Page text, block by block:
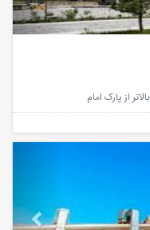
از پارک امام